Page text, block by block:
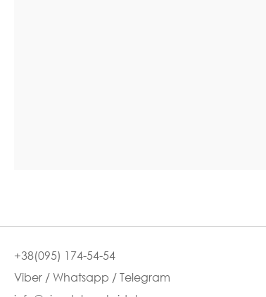
+38(095) 174-54-54
Viber / Whatsapp / Telegram